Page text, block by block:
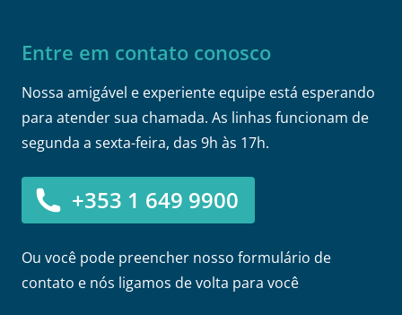
Entre em contato conosco
Nossa amigável e experiente equipe está esperando
para atender sua chamada. As linhas funcionam de
segunda a sexta-feira, das 9h às 17h.
+353 1 649 9900
Ou você pode preencher nosso formulário de
contato e nós ligamos de volta para você